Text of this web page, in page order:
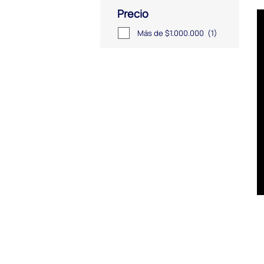
Precio
Más de $1.000.000 (1)